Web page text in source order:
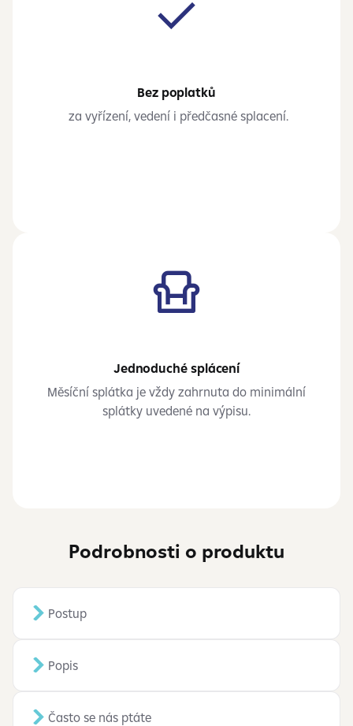
Bez poplatků
za vyřízení, vedení i předčasné splacení.
Jednoduché splácení
Měsíční splátka je vždy zahrnuta do minimální
splátky uvedené na výpisu.
Podrobnosti o produktu
Postup
Popis
Často se nás ptáte